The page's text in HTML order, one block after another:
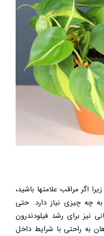
اگر مراقب علامتها باشید،
چه چیزی نیاز دارد. حتی
نیز برای رشد فیلودندرون
به راحتی با شرایط داخل